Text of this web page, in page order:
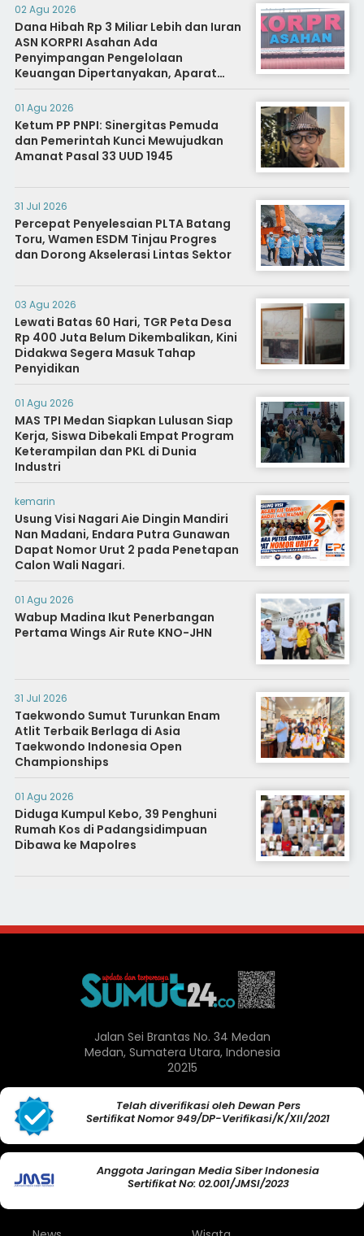
02 Agu 2026
Dana Hibah Rp 3 Miliar Lebih dan Iuran
ASN KORPRI Asahan Ada
Penyimpangan Pengelolaan
Keuangan Dipertanyakan, Aparat
Diminta Segera Usut
01 Agu 2026
Ketum PP PNPI: Sinergitas Pemuda
dan Pemerintah Kunci Mewujudkan
Amanat Pasal 33 UUD 1945
31 Jul 2026
Percepat Penyelesaian PLTA Batang
Toru, Wamen ESDM Tinjau Progres
dan Dorong Akselerasi Lintas Sektor
03 Agu 2026
Lewati Batas 60 Hari, TGR Peta Desa
Rp 400 Juta Belum Dikembalikan, Kini
Didakwa Segera Masuk Tahap
Penyidikan
01 Agu 2026
MAS TPI Medan Siapkan Lulusan Siap
Kerja, Siswa Dibekali Empat Program
Keterampilan dan PKL di Dunia
Industri
kemarin
Usung Visi Nagari Aie Dingin Mandiri
Nan Madani, Endara Putra Gunawan
Dapat Nomor Urut 2 pada Penetapan
Calon Wali Nagari.
01 Agu 2026
Wabup Madina Ikut Penerbangan
Pertama Wings Air Rute KNO-JHN
31 Jul 2026
Taekwondo Sumut Turunkan Enam
Atlit Terbaik Berlaga di Asia
Taekwondo Indonesia Open
Championships
01 Agu 2026
Diduga Kumpul Kebo, 39 Penghuni
Rumah Kos di Padangsidimpuan
Dibawa ke Mapolres
Jalan Sei Brantas No. 34 Medan
Medan, Sumatera Utara, Indonesia
20215
Telah diverifikasi oleh Dewan Pers
Sertifikat Nomor 949/DP-Verifikasi/K/XII/2021
Anggota Jaringan Media Siber Indonesia
Sertifikat No: 02.001/JMSI/2023